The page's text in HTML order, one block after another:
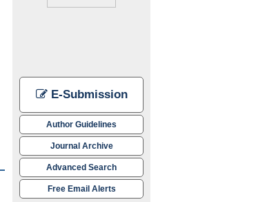
E-Submission
Author Guidelines
Journal Archive
Advanced Search
Free Email Alerts